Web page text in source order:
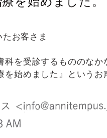
お客さま
を受診するもののなか
始めました』というお